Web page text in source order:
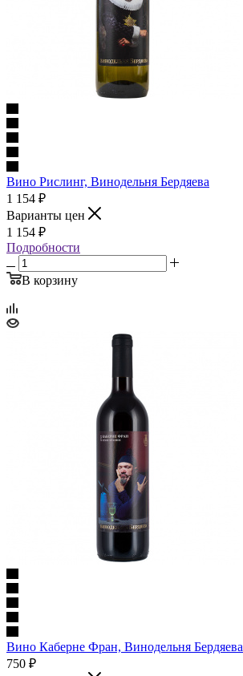
Вино Рислинг, Винодельня Бердяева
1 154 ₽
Варианты цен
1 154 ₽
Подробности
В корзину
Вино Каберне Фран, Винодельня Бердяева
750 ₽